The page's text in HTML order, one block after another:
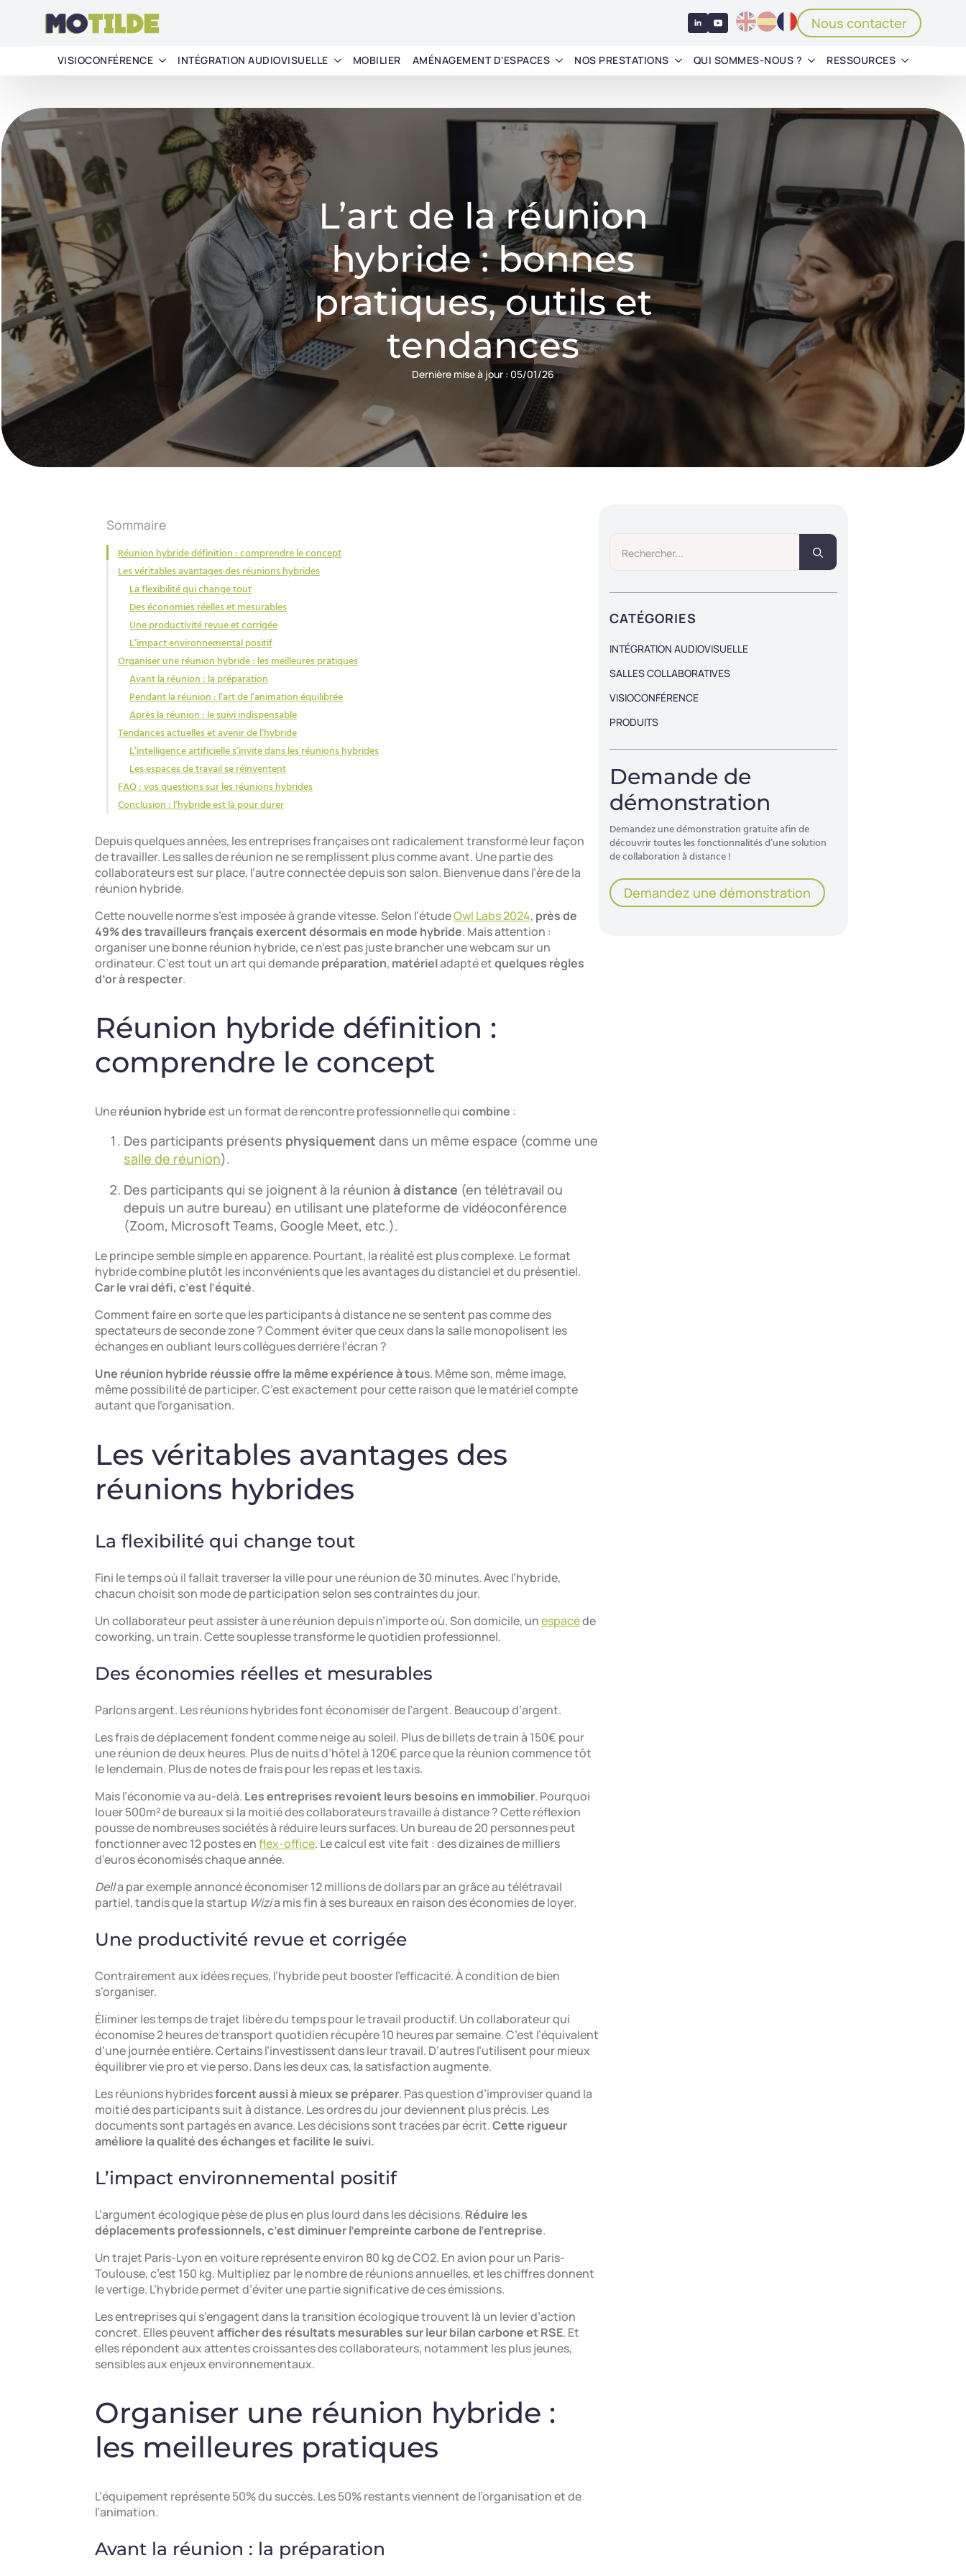
Nous contacter
VISIOCONFÉRENCE INTÉGRATION AUDIOVISUELLE MOBILIER AMÉNAGEMENT D'ESPACES NOS PRESTATIONS QUI SOMMES-NOUS ? RESSOURCES
L’art de la réunion
hybride : bonnes
pratiques, outils et
tendances
Dernière mise à jour : 05/01/26
Sommaire
Réunion hybride définition : comprendre le concept
Les véritables avantages des réunions hybrides
La flexibilité qui change tout
Des économies réelles et mesurables
Une productivité revue et corrigée
L’impact environnemental positif
Organiser une réunion hybride : les meilleures pratiques
Avant la réunion : la préparation
Pendant la réunion : l’art de l’animation équilibrée
Après la réunion : le suivi indispensable
Tendances actuelles et avenir de l’hybride
L’intelligence artificielle s’invite dans les réunions hybrides
Les espaces de travail se réinventent
FAQ : vos questions sur les réunions hybrides
Conclusion : l’hybride est là pour durer
Depuis quelques années, les entreprises françaises ont radicalement transformé leur façon
de travailler. Les salles de réunion ne se remplissent plus comme avant. Une partie des
collaborateurs est sur place, l’autre connectée depuis son salon. Bienvenue dans l’ère de la
réunion hybride.
Cette nouvelle norme s’est imposée à grande vitesse. Selon l’étudeOwl Labs 2024, près de
49% des travailleurs français exercent désormais en mode hybride. Mais attention :
organiser une bonne réunion hybride, ce n’est pas juste brancher une webcam sur un
ordinateur. C’est tout un art qui demandepréparation, matérieladapté etquelques règles
d’or à respecter.
Réunion hybride définition :
comprendre le concept
Uneréunion hybrideest un format de rencontre professionnelle quicombine :
Des participants présents physiquement dans un même espace (comme une
salle de réunion).
Des participants qui se joignent à la réunion à distance (en télétravail ou
depuis un autre bureau) en utilisant une plateforme de vidéoconférence
(Zoom, Microsoft Teams, Google Meet, etc.).
Le principe semble simple en apparence. Pourtant, la réalité est plus complexe. Le format
hybride combine plutôt les inconvénients que les avantages du distanciel et du présentiel.
Car le vrai défi, c’est l’équité.
Comment faire en sorte que les participants à distance ne se sentent pas comme des
spectateurs de seconde zone ? Comment éviter que ceux dans la salle monopolisent les
échanges en oubliant leurs collègues derrière l’écran ?
Une réunion hybride réussie offre la même expérience à tous. Même son, même image,
même possibilité de participer. C’est exactement pour cette raison que le matériel compte
autant que l’organisation.
Les véritables avantages des
réunions hybrides
La flexibilité qui change tout
Fini le temps où il fallait traverser la ville pour une réunion de 30 minutes. Avec l’hybride,
chacun choisit son mode de participation selon ses contraintes du jour.
Un collaborateur peut assister à une réunion depuis n’importe où. Son domicile, unespacede
coworking, un train. Cette souplesse transforme le quotidien professionnel.
Des économies réelles et mesurables
Parlons argent. Les réunions hybrides font économiser de l’argent. Beaucoup d’argent.
Les frais de déplacement fondent comme neige au soleil. Plus de billets de train à 150€ pour
une réunion de deux heures. Plus de nuits d’hôtel à 120€ parce que la réunion commence tôt
le lendemain. Plus de notes de frais pour les repas et les taxis.
Mais l’économie va au-delà. Les entreprises revoient leurs besoins en immobilier. Pourquoi
louer 500m² de bureaux si la moitié des collaborateurs travaille à distance ? Cette réflexion
pousse de nombreuses sociétés à réduire leurs surfaces. Un bureau de 20 personnes peut
fonctionner avec 12 postes enflex-office. Le calcul est vite fait : des dizaines de milliers
d’euros économisés chaque année.
Della par exemple annoncé économiser 12 millions de dollars par an grâce au télétravail
partiel, tandis que la startup Wizia mis fin à ses bureaux en raison des économies de loyer.
Une productivité revue et corrigée
Contrairement aux idées reçues, l’hybride peut booster l’efficacité. À condition de bien
s’organiser.
Éliminer les temps de trajet libère du temps pour le travail productif. Un collaborateur qui
économise 2 heures de transport quotidien récupère 10 heures par semaine. C’est l’équivalent
d’une journée entière. Certains l’investissent dans leur travail. D’autres l’utilisent pour mieux
équilibrer vie pro et vie perso. Dans les deux cas, la satisfaction augmente.
Les réunions hybridesforcent aussi à mieux se préparer. Pas question d’improviser quand la
moitié des participants suit à distance. Les ordres du jour deviennent plus précis. Les
documents sont partagés en avance. Les décisions sont tracées par écrit.Cette rigueur
améliore la qualité des échanges et facilite le suivi.
L’impact environnemental positif
L’argument écologique pèse de plus en plus lourd dans les décisions. Réduire les
déplacements professionnels, c’est diminuer l’empreinte carbone de l’entreprise.
Un trajet Paris-Lyon en voiture représente environ 80 kg de CO2. En avion pour un Paris-
Toulouse, c’est 150 kg. Multipliez par le nombre de réunions annuelles, et les chiffres donnent
le vertige. L’hybride permet d’éviter une partie significative de ces émissions.
Les entreprises qui s’engagent dans la transition écologique trouvent là un levier d’action
concret. Elles peuventafficher des résultats mesurables sur leur bilan carbone et RSE. Et
elles répondent aux attentes croissantes des collaborateurs, notamment les plus jeunes,
sensibles aux enjeux environnementaux.
Organiser une réunion hybride :
les meilleures pratiques
L’équipement représente 50% du succès. Les 50% restants viennent de l’organisation et de
l’animation.
Avant la réunion : la préparation
Search
CATÉGORIES
INTÉGRATION AUDIOVISUELLE
SALLES COLLABORATIVES
VISIOCONFÉRENCE
PRODUITS
Demande de
démonstration
Demandez une démonstration gratuite afin de
découvrir toutes les fonctionnalités d’une solution
de collaboration à distance !
Demandez une démonstration